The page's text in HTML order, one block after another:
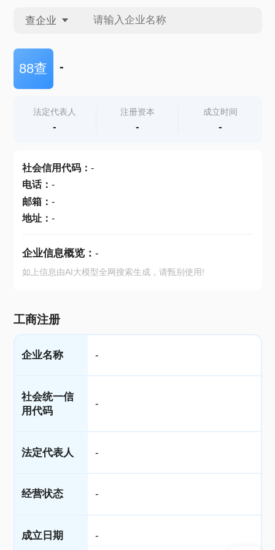
查企业
查企业
查产地
88查 -
法定代表人
-
注册资本
-
成立时间
-
社会信用代码： -
电话： -
邮箱： -
地址： -
企业信息概览： -
如上信息由AI大模型全网搜索生成，请甄别使用!
工商注册
企业名称 -
社会统一信
用代码
-
法定代表人 -
经营状态 -
成立日期 -